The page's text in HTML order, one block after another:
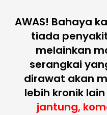
AWAS! Bahaya
tiada
melainkan
serangkai
dirawat akan
lebih kronik
jantung,